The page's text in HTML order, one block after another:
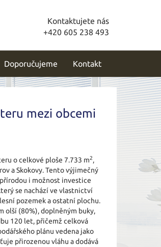
Kontaktujete nás
+420 605 238 493
Doporučujeme Kontakt
mezi obcemi
o celkové ploše 7.733 m2,
a Skokovy. Tento výjimečný
i možnost investice
se nachází ve vlastnictví
pozemek a ostatní plochu.
olší (80%), doplněným buky,
120 let, přičemž celková
plánu vedena jako
přirozenou vláhu a dodává